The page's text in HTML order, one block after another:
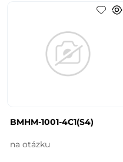
BMHM-1001-4C1(S4)
na otázku